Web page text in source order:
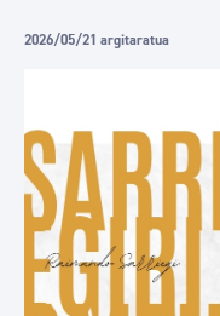
2026/05/21 argitaratua